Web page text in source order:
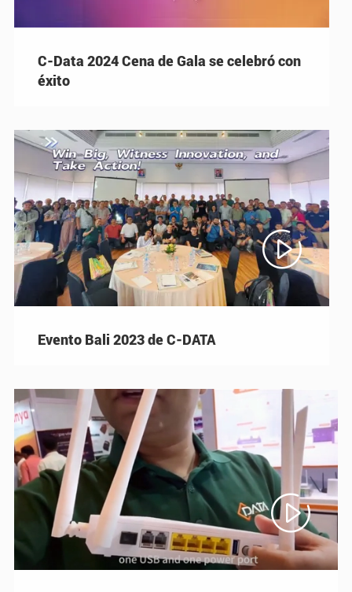
C-Data 2024 Cena de Gala se celebró con
éxito

Evento Bali 2023 de C-DATA
